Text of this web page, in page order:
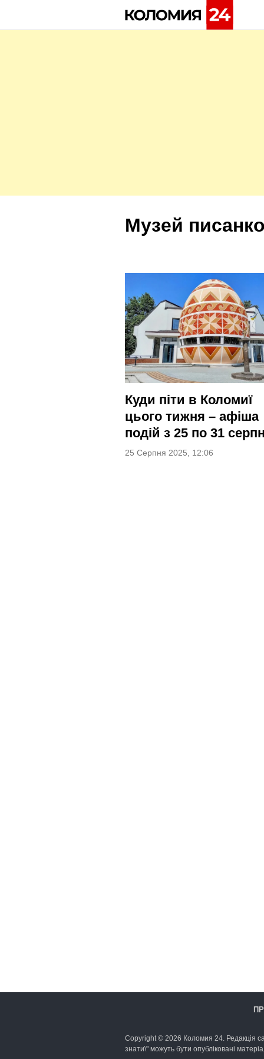
Музей
Куди піти в Коломиї
цього тижня – афіша
подій з 25 по 31
25 Серпня 2025, 12:06
Copyright © 2026 Коломия 24. Редакція
знати\" можуть бути опубліковані